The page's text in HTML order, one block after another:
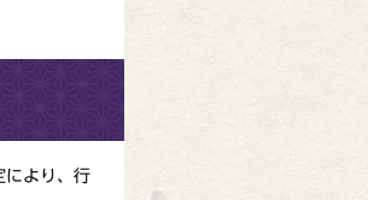
により、行